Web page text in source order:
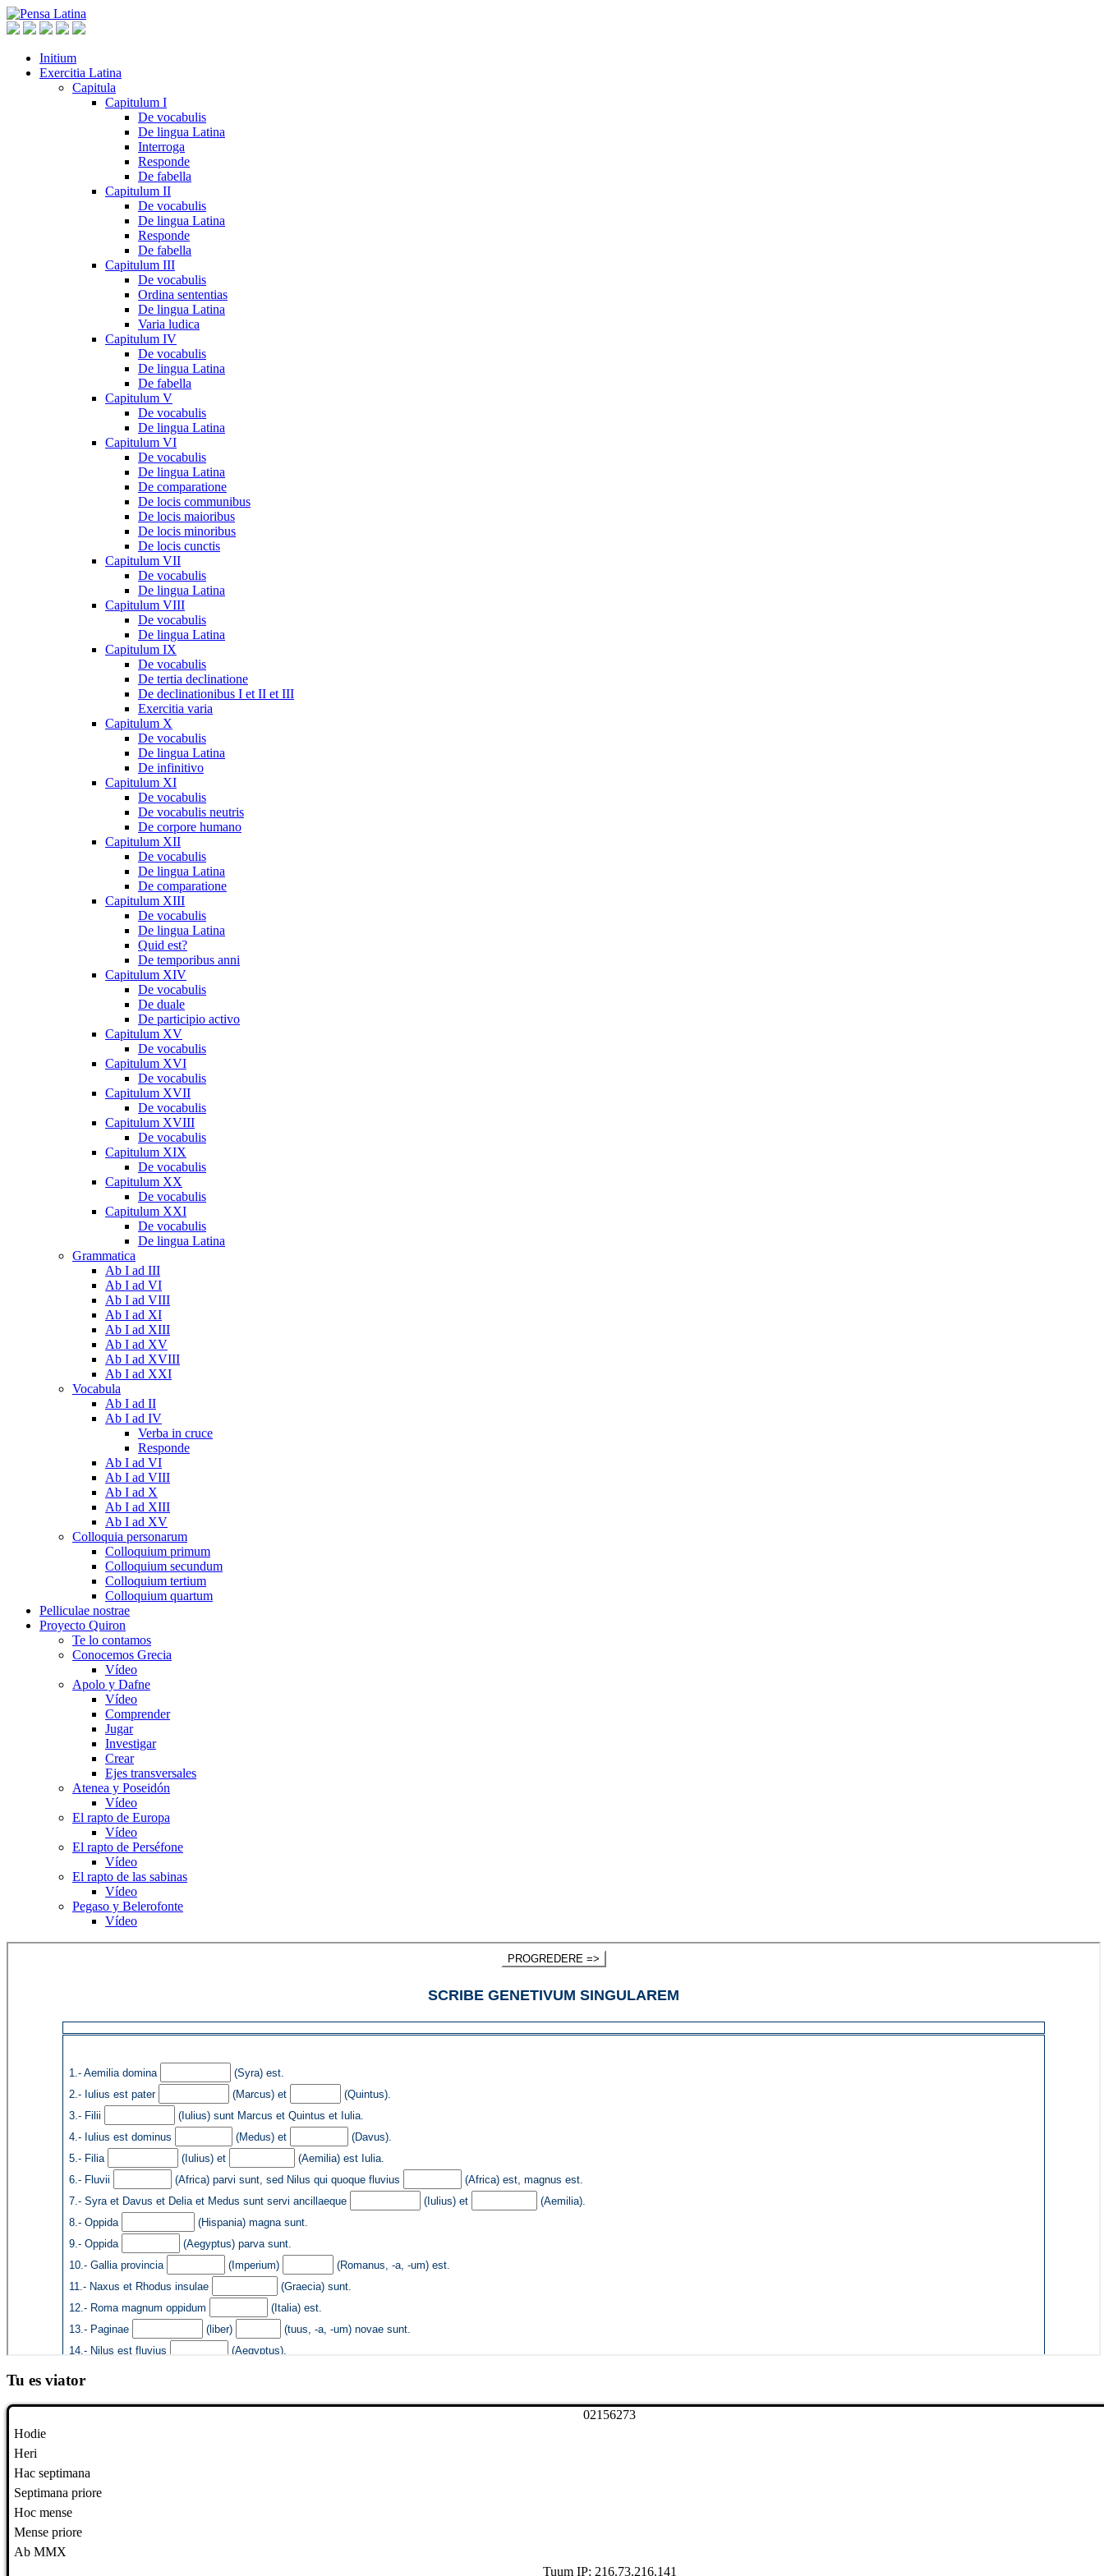
Initium
Exercitia Latina
Capitula
Capitulum I
De vocabulis
De lingua Latina
Interroga
Responde
De fabella
Capitulum II
De vocabulis
De lingua Latina
Responde
De fabella
Capitulum III
De vocabulis
Ordina sententias
De lingua Latina
Varia ludica
Capitulum IV
De vocabulis
De lingua Latina
De fabella
Capitulum V
De vocabulis
De lingua Latina
Capitulum VI
De vocabulis
De lingua Latina
De comparatione
De locis communibus
De locis maioribus
De locis minoribus
De locis cunctis
Capitulum VII
De vocabulis
De lingua Latina
Capitulum VIII
De vocabulis
De lingua Latina
Capitulum IX
De vocabulis
De tertia declinatione
De declinationibus I et II et III
Exercitia varia
Capitulum X
De vocabulis
De lingua Latina
De infinitivo
Capitulum XI
De vocabulis
De vocabulis neutris
De corpore humano
Capitulum XII
De vocabulis
De lingua Latina
De comparatione
Capitulum XIII
De vocabulis
De lingua Latina
Quid est?
De temporibus anni
Capitulum XIV
De vocabulis
De duale
De participio activo
Capitulum XV
De vocabulis
Capitulum XVI
De vocabulis
Capitulum XVII
De vocabulis
Capitulum XVIII
De vocabulis
Capitulum XIX
De vocabulis
Capitulum XX
De vocabulis
Capitulum XXI
De vocabulis
De lingua Latina
Grammatica
Ab I ad III
Ab I ad VI
Ab I ad VIII
Ab I ad XI
Ab I ad XIII
Ab I ad XV
Ab I ad XVIII
Ab I ad XXI
Vocabula
Ab I ad II
Ab I ad IV
Verba in cruce
Responde
Ab I ad VI
Ab I ad VIII
Ab I ad X
Ab I ad XIII
Ab I ad XV
Colloquia personarum
Colloquium primum
Colloquium secundum
Colloquium tertium
Colloquium quartum
Pelliculae nostrae
Proyecto Quiron
Te lo contamos
Conocemos Grecia
Vídeo
Apolo y Dafne
Vídeo
Comprender
Jugar
Investigar
Crear
Ejes transversales
Atenea y Poseidón
Vídeo
El rapto de Europa
Vídeo
El rapto de Perséfone
Vídeo
El rapto de las sabinas
Vídeo
Pegaso y Belerofonte
Vídeo
Tu es viator
02156273
Hodie
Heri
Hac septimana
Septimana priore
Hoc mense
Mense priore
Ab MMX
Tuum IP: 216.73.216.141